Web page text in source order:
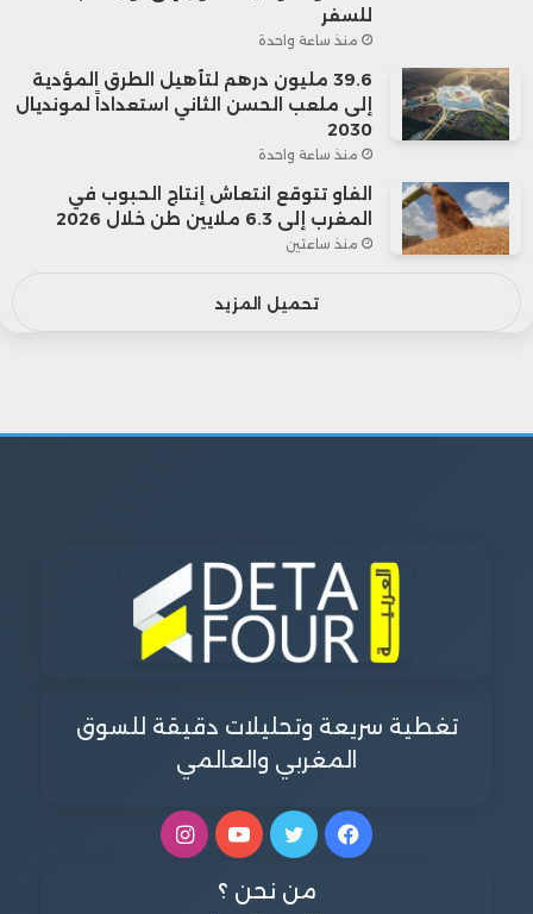
للسفر
منذ ساعة واحدة
39.6 مليون درهم لتأهيل الطرق المؤدية
إلى ملعب الحسن الثاني استعداداً لمونديال
2030
منذ ساعة واحدة
الفاو تتوقع انتعاش إنتاج الحبوب في
المغرب إلى 6.3 ملايين طن خلال 2026
منذ ساعتين
تحميل المزيد
تغطية سريعة وتحليلات دقيقة للسوق
المغربي والعالمي
فيسبوكتويتر يوتيوبانستقرام
من نحن ؟